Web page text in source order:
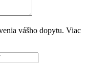
vášho dopytu. Viac